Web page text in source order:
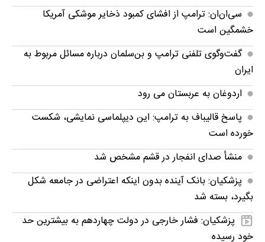
سی‌ان‌ان: ترامپ از افشای کمبود ذخایر موشکی آمریکا
خشمگین است
گفت‌وگوی تلفنی ترامپ و بن‌سلمان درباره مسائل مربوط به
ایران
اردوغان به عربستان می رود
پاسخ قالیباف به ترامپ: این دیپلماسی نمایشی، شکست
خورده است
منشأ صدای انفجار در قشم مشخص شد
پزشکیان: بانک آینده بدون اینکه اعتراضی در جامعه شکل
بگیرد، بسته شد
پزشکیان: فشار خارجی در دولت چهاردهم به بیشترین حد
خود رسیده